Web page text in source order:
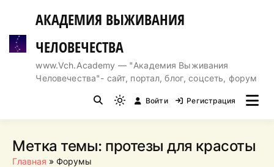
содержимому
АКАДЕМИЯ ВЫЖИВАНИЯ
ЧЕЛОВЕЧЕСТВА
www.Vch.Academy — "Академия Выживания
Человечества"- сайт, портал, блог, соцсеть, форум
Light
mode
to
Войти Регистрация
Метка темы: протезы для красоты
Главная Форумы